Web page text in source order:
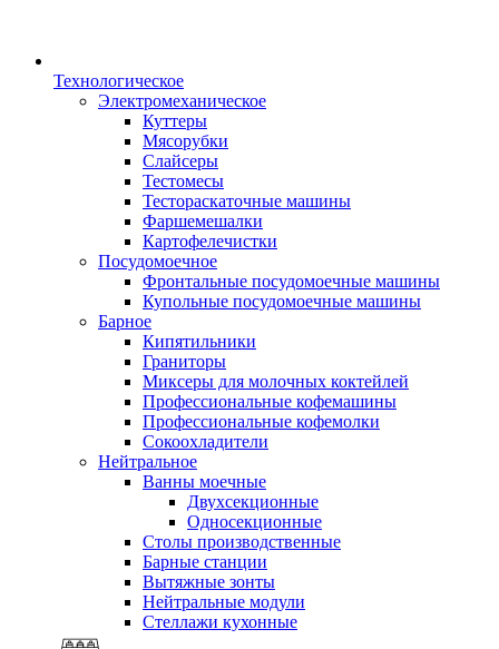
Технологическое
Электромеханическое
Куттеры
Мясорубки
Слайсеры
Тестомесы
Тестораскаточные машины
Фаршемешалки
Картофелечистки
Посудомоечное
Фронтальные посудомоечные машины
Купольные посудомоечные машины
Барное
Кипятильники
Граниторы
Миксеры для молочных коктейлей
Профессиональные кофемашины
Профессиональные кофемолки
Сокоохладители
Нейтральное
Ванны моечные
Двухсекционные
Односекционные
Столы производственные
Барные станции
Вытяжные зонты
Нейтральные модули
Стеллажи кухонные